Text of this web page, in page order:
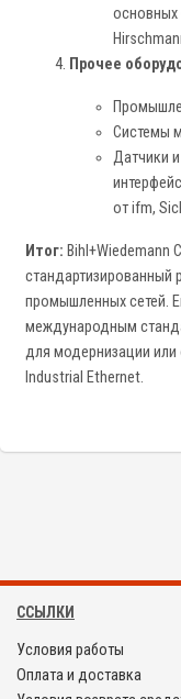
основных
Прочее
Системы
Датчики
от ifm,
Итог: Bihl+Wiedemann
стандартизированный
промышленных сетей.
международным
для модернизации или
Industrial Ethernet.
ССЫЛКИ
Условия работы
Оплата и доставка